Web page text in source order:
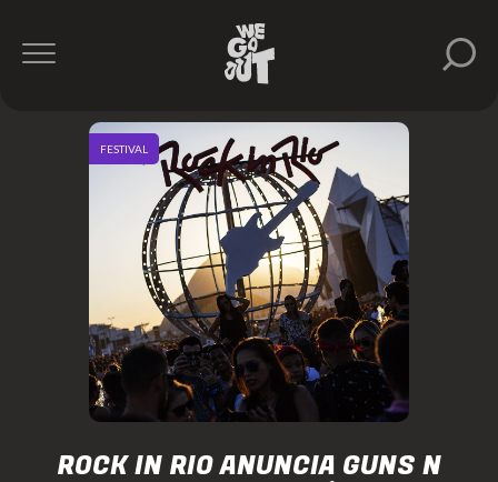
ROCK IN RIO ANUNCIA GUNS N
FESTIVAL